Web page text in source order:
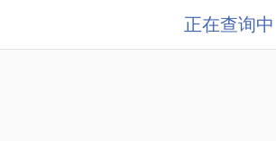
正在查询中